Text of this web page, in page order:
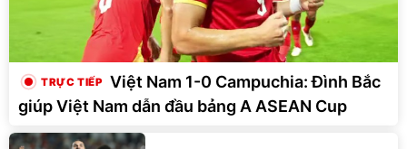
Việt Nam 1-0 Campuchia: Đình Bắc
giúp Việt Nam dẫn đầu bảng A ASEAN Cup